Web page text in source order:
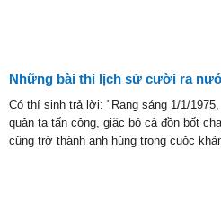
Những bài thi lịch sử cười ra
Có thí sinh trả lời: "Rạng sáng 1/1/
quân ta tấn công, giặc bỏ cả đồn bốt
cũng trở thành anh hùng trong cuộc